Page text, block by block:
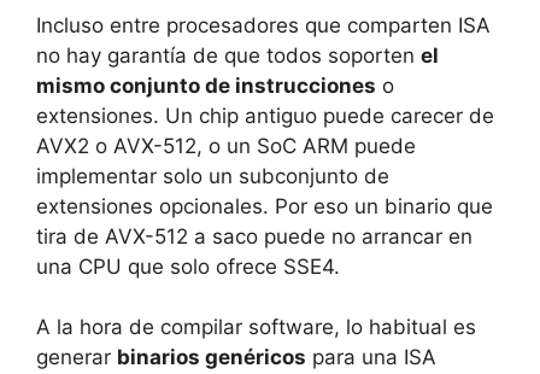
Incluso entre procesadores que comparten ISA
no hay garantía de que todos soporten el
mismo conjunto de instrucciones o
extensiones. Un chip antiguo puede carecer de
AVX2 o AVX-512, o un SoC ARM puede
implementar solo un subconjunto de
extensiones opcionales. Por eso un binario que
tira de AVX-512 a saco puede no arrancar en
una CPU que solo ofrece SSE4.
A la hora de compilar software, lo habitual es
generar binarios genéricos para una ISA